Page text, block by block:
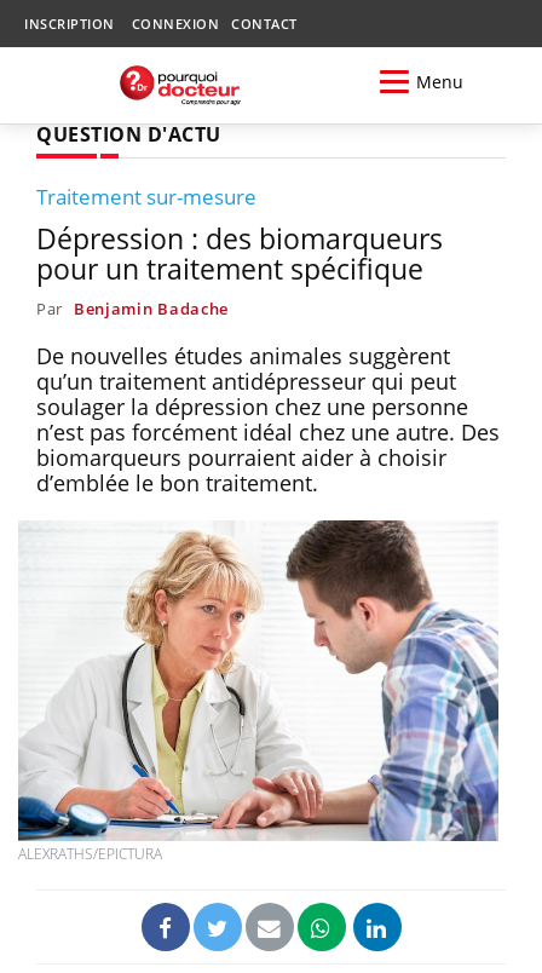
INSCRIPTION CONNEXION CONTACT
Menu
QUESTION D'ACTU
Traitement sur-mesure
Dépression : des biomarqueurs
pour un traitement spécifique
Par Benjamin Badache
De nouvelles études animales suggèrent
qu’un traitement antidépresseur qui peut
soulager la dépression chez une personne
n’est pas forcément idéal chez une autre. Des
biomarqueurs pourraient aider à choisir
d’emblée le bon traitement.
ALEXRATHS/EPICTURA